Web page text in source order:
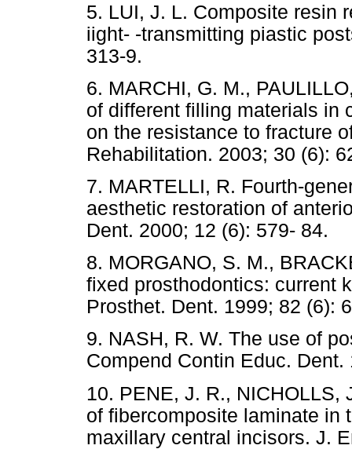
5. LUI, J. L. Composite resin
iight- -transmitting piastic
313-9.
6. MARCHI, G. M.,
of different filling materials in
on the resistance to fracture
Rehabilitation. 2003; 30 (6):
7. MARTELLI, R. Fourth-
aesthetic restoration of
Dent. 2000; 12 (6): 579- 84.
8. MORGANO, S. M.,
fixed prosthodontics: current
Prosthet. Dent. 1999; 82 (6):
9. NASH, R. W. The use of
Compend Contin Educ.
10. PENE, J. R., NICHOLLS,
of fibercomposite laminate in
maxillary central incisors. J.